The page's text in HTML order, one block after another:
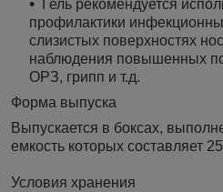
Гель рекомендуется
профилактики
слизистых поверхностях
наблюдения повышенных
ОРЗ, грипп и т.д.
Форма выпуска
Выпускается в боксах,
емкость которых составляет
Условия хранения